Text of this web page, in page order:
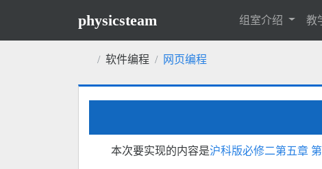
physicsteam 组室介绍 教
软件编程 网页编程
本次要实现的内容是沪科版必修二第五章